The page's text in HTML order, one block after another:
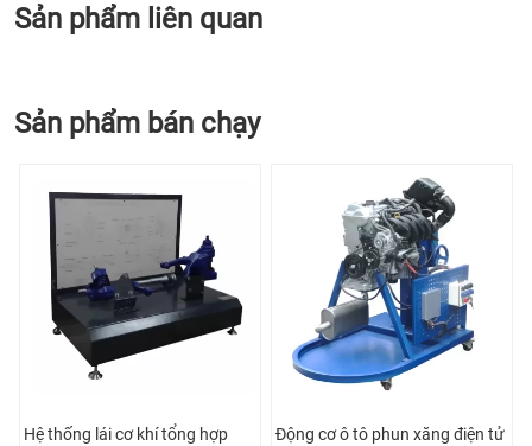
Sản phẩm liên quan
Sản phẩm bán chạy
Hệ thống lái cơ khí tổng hợp
Động cơ ô tô phun xăng điện tử